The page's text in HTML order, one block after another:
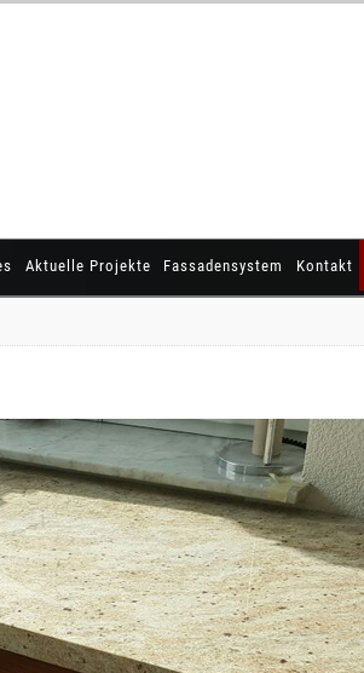
Aktuelle Projekte Fassadensystem Kontakt